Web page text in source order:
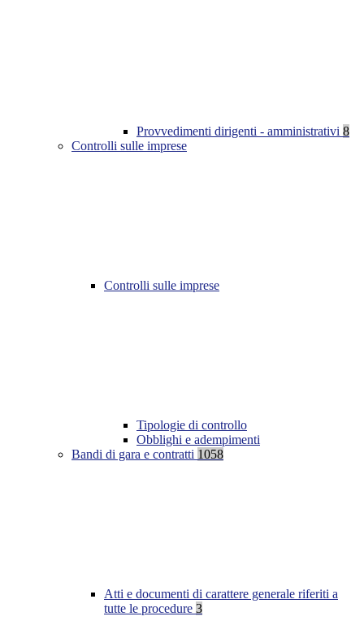
Provvedimenti dirigenti - amministrativi 8
Controlli sulle imprese
Controlli sulle imprese
Tipologie di controllo
Obblighi e adempimenti
Bandi di gara e contratti 1058
Atti e documenti di carattere generale riferiti a
tutte le procedure 3